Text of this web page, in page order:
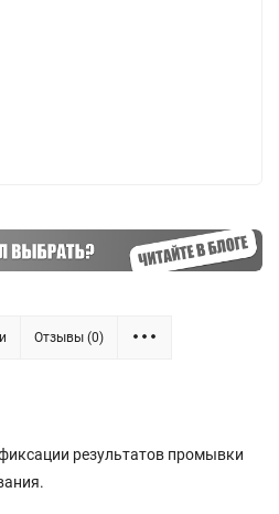
Отзывы (0)
результатов промывки